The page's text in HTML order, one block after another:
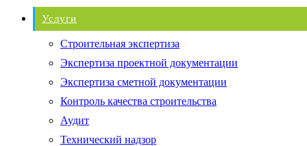
Услуги
Строительная экспертиза
Экспертиза проектной документации
Экспертиза сметной документации
Контроль качества строительства
Аудит
Технический надзор